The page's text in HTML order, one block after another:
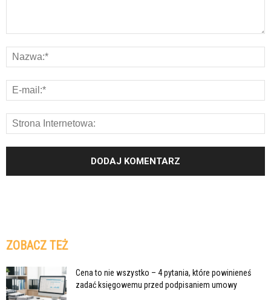
ZOBACZ TEŻ
Cena to nie wszystko – 4 pytania, które powinieneś
zadać księgowemu przed podpisaniem umowy